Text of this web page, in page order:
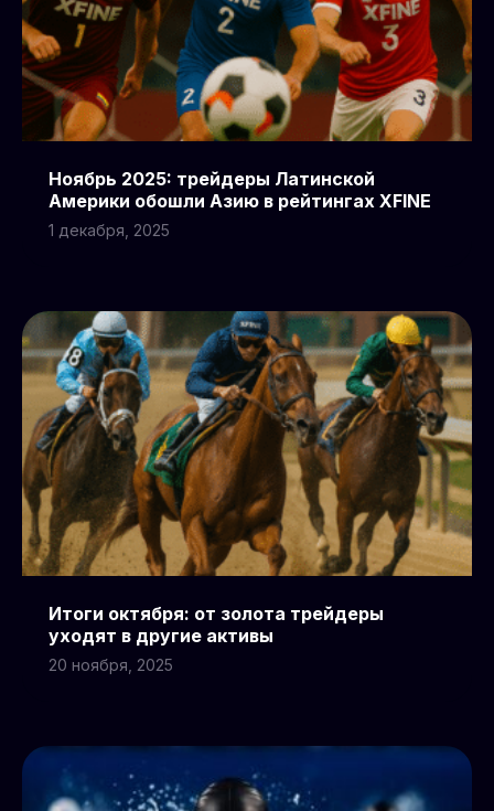
Ноябрь 2025: трейдеры Латинской
Америки обошли Азию в рейтингах XFINE
1 декабря, 2025
Итоги октября: от золота трейдеры
уходят в другие активы
20 ноября, 2025